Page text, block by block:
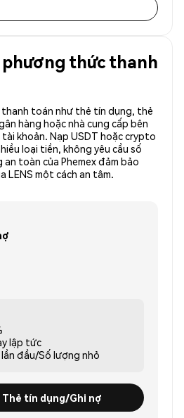
phương thức thanh
toán như thẻ tín dụng, thẻ
hàng hoặc nhà cung cấp bên
khoản. Nạp USDT hoặc crypto
loại tiền, không yêu cầu số
toàn của Phemex đảm bảo
LENS một cách an tâm.
lập tức
lần đầu/Số lượng nhỏ
Thẻ tín dụng/Ghi nợ